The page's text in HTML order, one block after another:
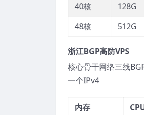
40核
128G
48核
512G
浙江BGP高防VPS
核心骨干网络三线
一个IPv4
内存